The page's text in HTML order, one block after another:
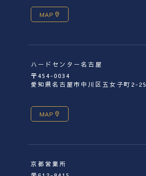
MAP
ハードセンター名古屋
〒454-0034
愛知県名古屋市中川区五女子町2-25
MAP
京都営業所